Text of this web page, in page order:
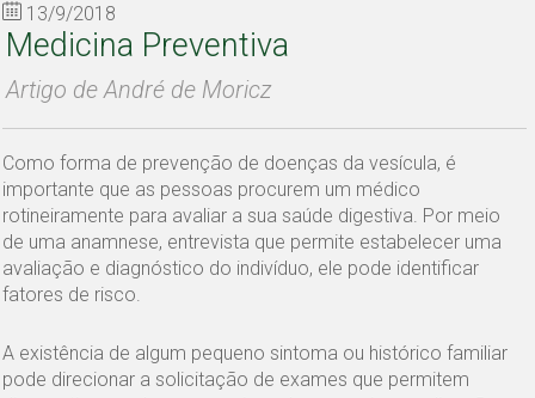
13/9/2018
Medicina Preventiva
Artigo de André de Moricz
Como forma de prevenção de doenças da vesícula, é
importante que as pessoas procurem um médico
rotineiramente para avaliar a sua saúde digestiva. Por meio
de uma anamnese, entrevista que permite estabelecer uma
avaliação e diagnóstico do indivíduo, ele pode identificar
fatores de risco.
A existência de algum pequeno sintoma ou histórico familiar
pode direcionar a solicitação de exames que permitem